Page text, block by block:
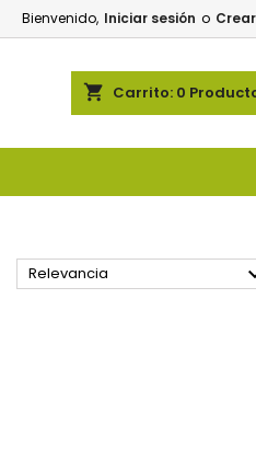
Bienvenido, Iniciar sesión o
shopping_cart Carrito: 0
Relevancia